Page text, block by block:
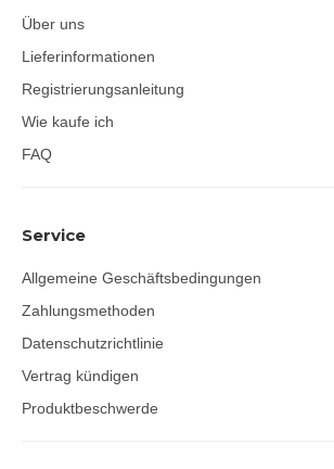
Über uns
Lieferinformationen
Registrierungsanleitung
Wie kaufe ich
FAQ
Service
Allgemeine Geschäftsbedingungen
Zahlungsmethoden
Datenschutzrichtlinie
Vertrag kündigen
Produktbeschwerde